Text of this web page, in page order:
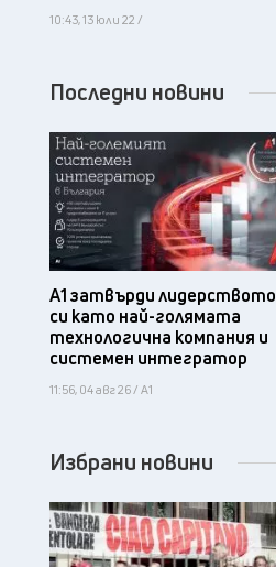
10:43, 13 юли 22 /
Последни новини
А1 затвърди лидерството
си като най-голямата
технологична компания и
системен интегратор
11:56, 04 авг 26 / А1
Избрани новини